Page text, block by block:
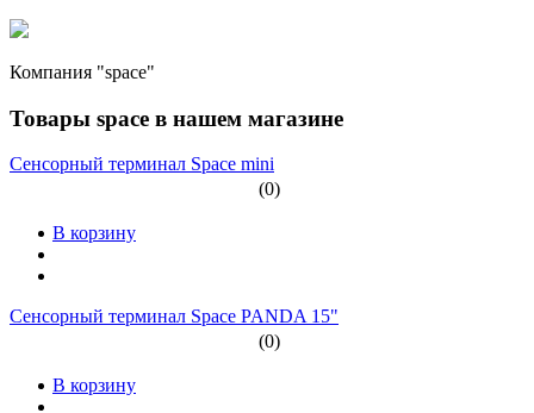
Компания "space"
Товары space в нашем магазине
Сенсорный терминал Space mini
(0)
В корзину
Сенсорный терминал Space PANDA 15"
(0)
В корзину